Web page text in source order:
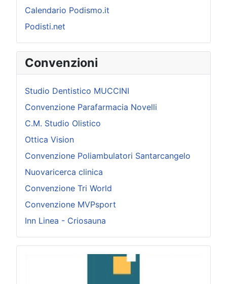
Calendario Podismo.it
Podisti.net
Convenzioni
Studio Dentistico MUCCINI
Convenzione Parafarmacia Novelli
C.M. Studio Olistico
Ottica Vision
Convenzione Poliambulatori Santarcangelo
Nuovaricerca clinica
Convenzione Tri World
Convenzione MVPsport
Inn Linea - Criosauna